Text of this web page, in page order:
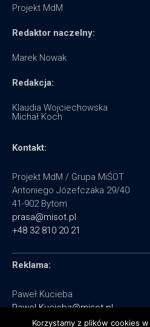
Projekt MdM
Redaktor naczelny:
Marek Nowak
Redakcja:
Klaudia Wojciechowska
Michał Koch
Kontakt:
Projekt MdM / Grupa MiŚOT
Antoniego Józefczaka 29/40
41-902 Bytom
prasa@misot.pl
+48 32 810 20 21
Reklama:
Paweł Kucieba
Pawel.Kucieba@misot.pl
+48 602 495 064
Korzystamy z plików cookies